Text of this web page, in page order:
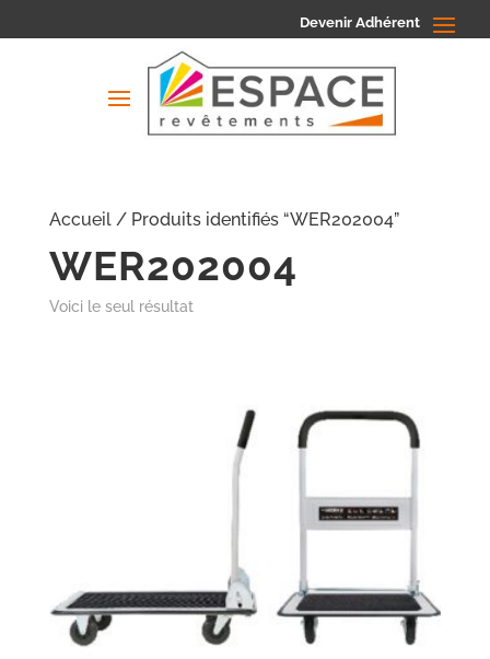
Devenir Adhérent
Accueil/ Produits identifiés “WER202004”
WER202004
Voici le seul résultat